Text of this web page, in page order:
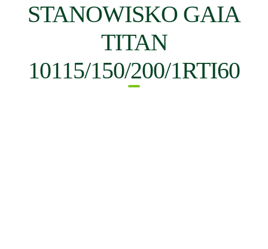
STANOWISKO GAIA
TITAN
10115/150/200/1RTI60